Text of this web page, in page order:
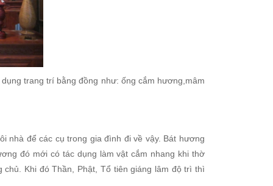
trang trí bằng đồng như: ống cắm hương,mâm
nhà để các cụ trong gia đình đi về vậy. Bát hương
đó mới có tác dụng làm vật cắm nhang khi thờ
Khi đó Thần, Phật, Tổ tiên giáng lâm độ trì thì